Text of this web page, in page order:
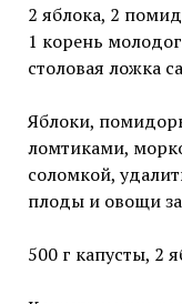
2 яблока, 2
1 корень
столовая ложка
Яблоки,
ломтиками,
соломкой,
плоды и овощи
500 г капусты, 2